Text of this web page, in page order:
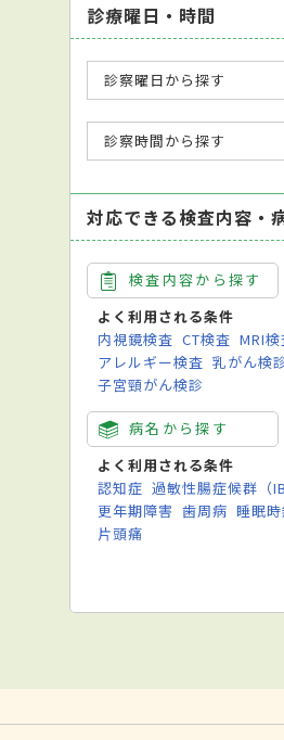
診療曜日・時間
診察曜日から探す
診察時間から探す
対応できる検査内容・
検査内容から探す
よく利用される条件
内視鏡検査 CT検査 MRI検
アレルギー検査 乳がん検
子宮頸がん検診
病名から探す
よく利用される条件
認知症 過敏性腸症候群（
更年期障害 歯周病 睡眠
片頭痛